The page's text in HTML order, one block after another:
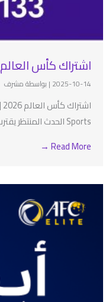
اشتراك كأس العالم 2026
2025-10-14
| بواسطة مشرف
Sports الحدث المنتظر يقترب، واشتراك كأس العالم 2026 من...
Read More →